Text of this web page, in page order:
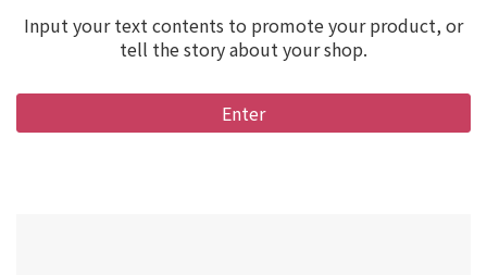
Input your text contents to promote your product, or
tell the story about your shop.
Enter